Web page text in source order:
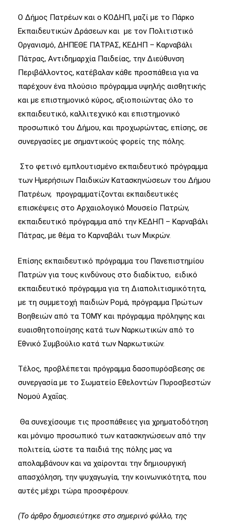
Ο Δήμος Πατρέων και ο ΚΟΔΗΠ, μαζί με το Πάρκο
Εκπαιδευτικών Δράσεων και με τον Πολιτιστικό
Οργανισμό, ΔΗΠΕΘΕ ΠΑΤΡΑΣ, ΚΕΔΗΠ – Καρναβάλι
Πάτρας, Αντιδημαρχία Παιδείας, την Διεύθυνση
Περιβάλλοντος, κατέβαλαν κάθε προσπάθεια για να
παρέχουν ένα πλούσιο πρόγραμμα υψηλής αισθητικής
και με επιστημονικό κύρος, αξιοποιώντας όλο το
εκπαιδευτικό, καλλιτεχνικό και επιστημονικό
προσωπικό του Δήμου, και προχωρώντας, επίσης, σε
συνεργασίες με σημαντικούς φορείς της πόλης.
Στο φετινό εμπλουτισμένο εκπαιδευτικό πρόγραμμα
των Ημερήσιων Παιδικών Κατασκηνώσεων του Δήμου
Πατρέων, προγραμματίζονται εκπαιδευτικές
επισκέψεις στο Αρχαιολογικό Μουσείο Πατρών,
εκπαιδευτικό πρόγραμμα από την ΚΕΔΗΠ – Καρναβάλι
Πάτρας, με θέμα το Καρναβάλι των Μικρών.
Επίσης εκπαιδευτικό πρόγραμμα του Πανεπιστημίου
Πατρών για τους κινδύνους στο διαδίκτυο, ειδικό
εκπαιδευτικό πρόγραμμα για τη Διαπολιτισμικότητα,
με τη συμμετοχή παιδιών Ρομά, πρόγραμμα Πρώτων
Βοηθειών από τα ΤΟΜΥ και πρόγραμμα πρόληψης και
ευαισθητοποίησης κατά των Ναρκωτικών από το
Εθνικό Συμβούλιο κατά των Ναρκωτικών.
Τέλος, προβλέπεται πρόγραμμα δασοπυρόσβεσης σε
συνεργασία με το Σωματείο Εθελοντών Πυροσβεστών
Νομού Αχαΐας.
Θα συνεχίσουμε τις προσπάθειες για χρηματοδότηση
και μόνιμο προσωπικό των κατασκηνώσεων από την
πολιτεία, ώστε τα παιδιά της πόλης μας να
απολαμβάνουν και να χαίρονται την δημιουργική
απασχόληση, την ψυχαγωγία, την κοινωνικότητα, που
αυτές μέχρι τώρα προσφέρουν.
(Το άρθρο δημοσιεύτηκε στο σημερινό φύλλο, της